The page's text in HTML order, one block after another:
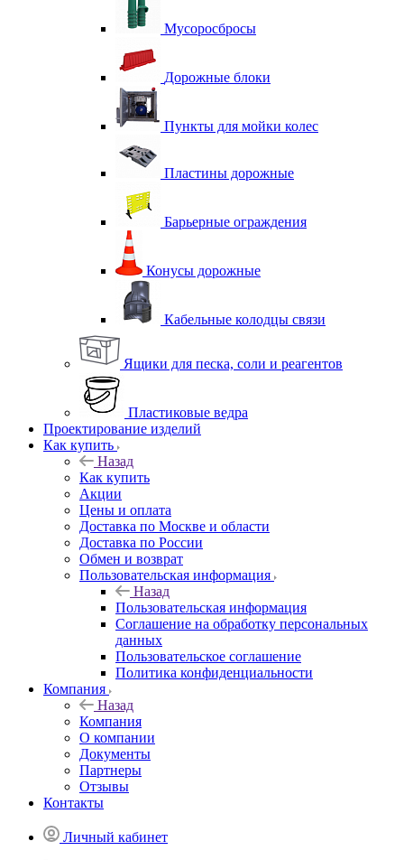
Мусоросбросы
Дорожные блоки
Пункты для мойки колес
Пластины дорожные
Барьерные ограждения
Конусы дорожные
Кабельные колодцы связи
Ящики для песка, соли и реагентов
Пластиковые ведра
Проектирование изделий
Как купить
Назад
Как купить
Акции
Цены и оплата
Доставка по Москве и области
Доставка по России
Обмен и возврат
Пользовательская информация
Назад
Пользовательская информация
Соглашение на обработку персональных
данных
Пользовательское соглашение
Политика конфиденциальности
Компания
Назад
Компания
О компании
Документы
Партнеры
Отзывы
Контакты
Личный кабинет